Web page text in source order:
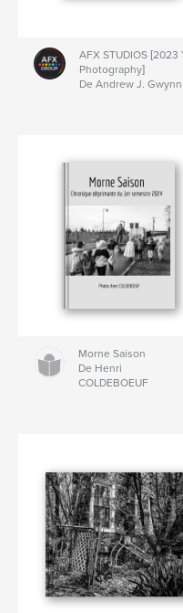
AFX STUDIOS [2023
Photography]
De Andrew J. Gwynn
Morne Saison
De Henri
COLDEBOEUF